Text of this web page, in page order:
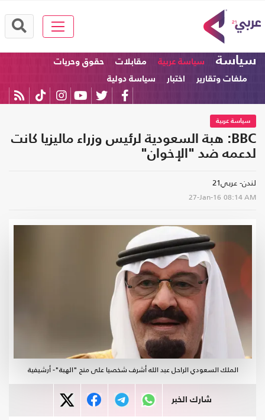
سياسة سياسة عربية مقابلات
حقوق وحريات
ملفات وتقارير
اختبار سياسة دولية
سياسة عربية
BBC: هبة السعودية لرئيس وزراء ماليزيا كانت
لدعمه ضد "الإخوان"
لندن- عربي21
27-Jan-16 08:14 AM
الملك السعودي الراحل عبد الله أشرف شخصيا على منح "الهبة"- أرشيفية
شارك الخبر